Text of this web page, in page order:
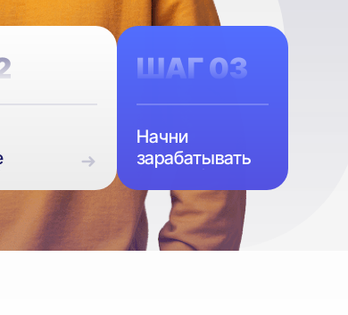
ШАГ 03
Начни
зарабатывать